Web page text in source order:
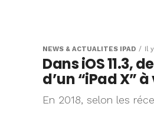
NEWS & ACTUALITÉS IPAD Il
Dans iOS 11.3,
d’un “iPad X”
En 2018, selon les